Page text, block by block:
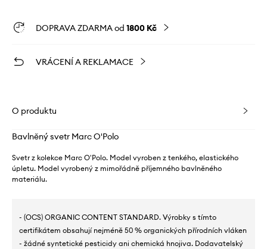
DOPRAVA ZDARMA od 1800 Kč
VRÁCENÍ A REKLAMACE
O produktu
Bavlněný svetr Marc O'Polo
Svetr z kolekce Marc O'Polo. Model vyroben z tenkého, elastického
úpletu. Model vyrobený z mimořádně příjemného bavlněného
materiálu.
- (OCS) ORGANIC CONTENT STANDARD. Výrobky s tímto
certifikátem obsahují nejméně 50 % organických přírodních vláken
- žádné syntetické pesticidy ani chemická hnojiva. Dodavatelský